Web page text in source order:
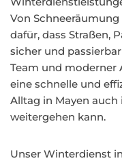
Von
dafür, dass Straßen,
sicher und
Team und moderner
eine schnelle und
Alltag in Mayen
weitergehen kann.
Unser Winterdienst